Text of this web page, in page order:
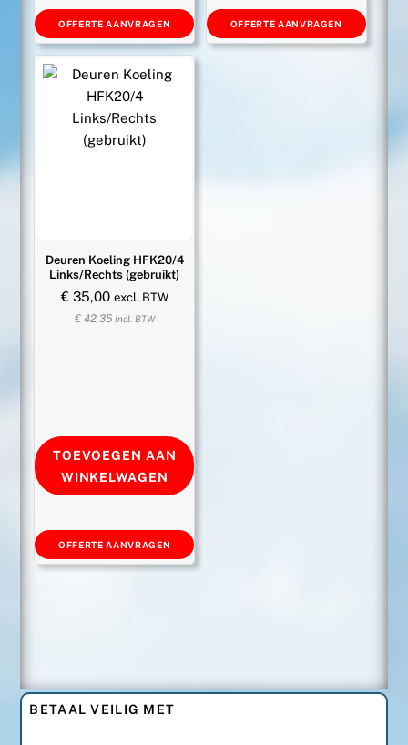
OFFERTE AANVRAGEN OFFERTE AANVRAGEN
Deuren Koeling HFK20/4
Links/Rechts (gebruikt)
€35,00 excl. BTW
€42,35 incl. BTW
TOEVOEGEN AAN
WINKELWAGEN
OFFERTE AANVRAGEN
BETAAL VEILIG MET